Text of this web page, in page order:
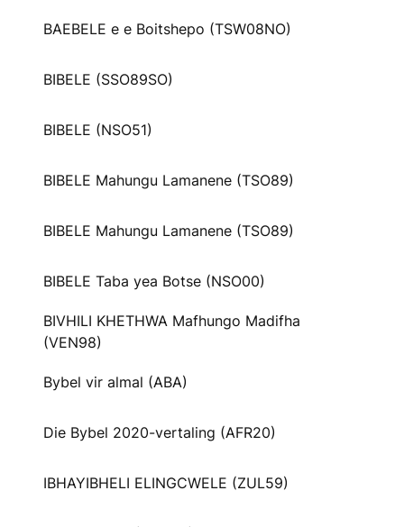
BAEBELE e e Boitshepo (TSW08NO)
BIBELE (SSO89SO)
BIBELE (NSO51)
BIBELE Mahungu Lamanene (TSO89)
BIBELE Mahungu Lamanene (TSO89)
BIBELE Taba yea Botse (NSO00)
BIVHILI KHETHWA Mafhungo Madifha
(VEN98)
Bybel vir almal (ABA)
Die Bybel 2020-vertaling (AFR20)
IBHAYIBHELI ELINGCWELE (ZUL59)